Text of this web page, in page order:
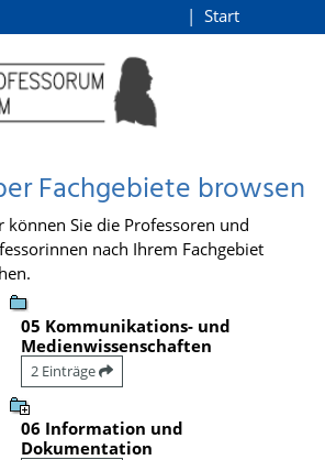
Start
Fachgebiete browsen
können Sie die Professoren und
nach Ihrem Fachgebiet
05 Kommunikations- und
Medienwissenschaften
2 Einträge
06 Information und
Dokumentation